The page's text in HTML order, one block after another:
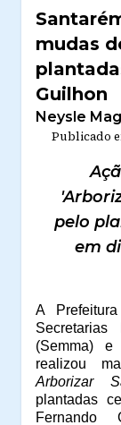
mudas
Guilhon
Neysle
Publicado
pelo
em
A
(Semma) e
realizou
Arborizar
plantadas
Fernando